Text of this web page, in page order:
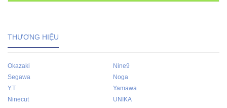
THƯƠNG HIỆU
Okazaki
Nine9
Segawa
Noga
Y.T
Yamawa
Ninecut
UNIKA